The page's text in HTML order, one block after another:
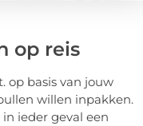
op reis
op basis van jouw
willen inpakken.
ieder geval een